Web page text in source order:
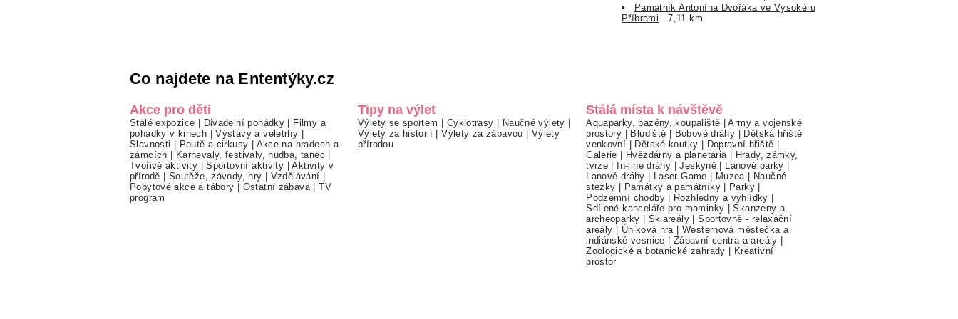
Pamatník Antonína Dvořáka ve Vysoké u
Příbrami - 7,11 km
Co najdete na Ententýky.cz
Akce pro děti
Stálé expozice | Divadelní pohádky | Filmy a
pohádky v kinech |Výstavy a veletrhy |
Slavnosti | Poutě a cirkusy | Akce na hradech a
zámcích | Karnevaly, festivaly, hudba, tanec |
Tvořivé aktivity |Sportovní aktivity |Aktivity v
přírodě | Soutěže, závody, hry | Vzdělávání |
Pobytové akce a tábory | Ostatní zábava |TV
program
Tipy na výlet
Výlety se sportem | Cyklotrasy | Naučné výlety |
Výlety za historií |Výlety za zábavou | Výlety
přírodou
Stálá místa k návštěvě
Aquaparky, bazény, koupaliště |Army a vojenské
prostory | Bludiště | Bobové dráhy | Dětská hřiště
venkovní | Dětské koutky | Dopravní hřiště |
Galerie | Hvězdárny a planetária | Hrady, zámky,
tvrze | In-line dráhy |Jeskyně | Lanové parky |
Lanové dráhy | Laser Game | Muzea | Naučné
stezky | Památky a památníky| Parky |
Podzemní chodby| Rozhledny a vyhlídky |
Sdílené kanceláře pro maminky |Skanzeny a
archeoparky | Skiareály |Sportovně - relaxační
areály | Úniková hra |Westernová městečka a
indiánské vesnice | Zábavní centra a areály |
Zoologické a botanické zahrady | Kreativní
prostor